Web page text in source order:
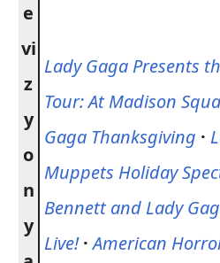
e
vi
z
y
o
n
y
Lady Gaga Presents
Tour: At Madison
Gaga Thanksgiving ·
Muppets Holiday
Bennett and Lady
Live! · American